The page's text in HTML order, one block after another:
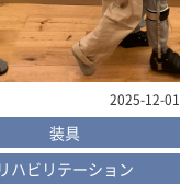
2025-12-01
装具
リハビリテーション